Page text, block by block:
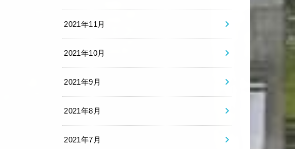
2021年11月
2021年10月
2021年9月
2021年8月
2021年7月